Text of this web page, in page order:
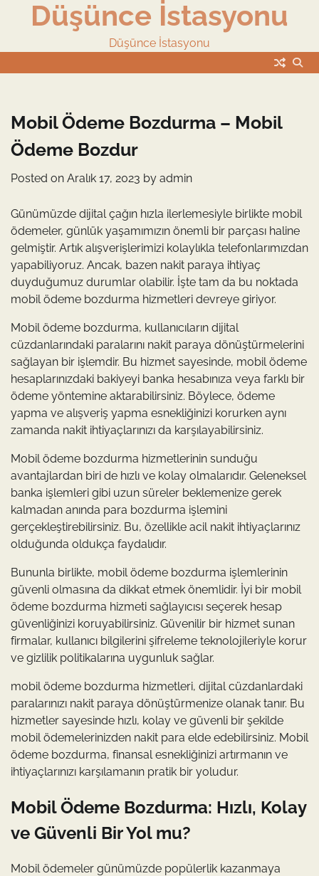
Düşünce İstasyonu
Düşünce İstasyonu
Mobil Ödeme Bozdurma – Mobil
Ödeme Bozdur
Posted on Aralık 17, 2023 by admin
Günümüzde dijital çağın hızla ilerlemesiyle birlikte mobil
ödemeler, günlük yaşamımızın önemli bir parçası haline
gelmiştir. Artık alışverişlerimizi kolaylıkla telefonlarımızdan
yapabiliyoruz. Ancak, bazen nakit paraya ihtiyaç
duyduğumuz durumlar olabilir. İşte tam da bu noktada
mobil ödeme bozdurma hizmetleri devreye giriyor.
Mobil ödeme bozdurma, kullanıcıların dijital
cüzdanlarındaki paralarını nakit paraya dönüştürmelerini
sağlayan bir işlemdir. Bu hizmet sayesinde, mobil ödeme
hesaplarınızdaki bakiyeyi banka hesabınıza veya farklı bir
ödeme yöntemine aktarabilirsiniz. Böylece, ödeme
yapma ve alışveriş yapma esnekliğinizi korurken aynı
zamanda nakit ihtiyaçlarınızı da karşılayabilirsiniz.
Mobil ödeme bozdurma hizmetlerinin sunduğu
avantajlardan biri de hızlı ve kolay olmalarıdır. Geleneksel
banka işlemleri gibi uzun süreler beklemenize gerek
kalmadan anında para bozdurma işlemini
gerçekleştirebilirsiniz. Bu, özellikle acil nakit ihtiyaçlarınız
olduğunda oldukça faydalıdır.
Bununla birlikte, mobil ödeme bozdurma işlemlerinin
güvenli olmasına da dikkat etmek önemlidir. İyi bir mobil
ödeme bozdurma hizmeti sağlayıcısı seçerek hesap
güvenliğinizi koruyabilirsiniz. Güvenilir bir hizmet sunan
firmalar, kullanıcı bilgilerini şifreleme teknolojileriyle korur
ve gizlilik politikalarına uygunluk sağlar.
mobil ödeme bozdurma hizmetleri, dijital cüzdanlardaki
paralarınızı nakit paraya dönüştürmenize olanak tanır. Bu
hizmetler sayesinde hızlı, kolay ve güvenli bir şekilde
mobil ödemelerinizden nakit para elde edebilirsiniz. Mobil
ödeme bozdurma, finansal esnekliğinizi artırmanın ve
ihtiyaçlarınızı karşılamanın pratik bir yoludur.
Mobil Ödeme Bozdurma: Hızlı, Kolay
ve Güvenli Bir Yol mu?
Mobil ödemeler günümüzde popülerlik kazanmaya